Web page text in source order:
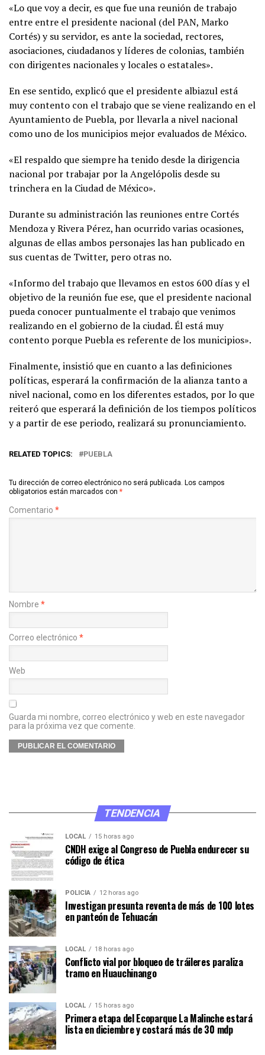
«Lo que voy a decir, es que fue una reunión de trabajo
entre entre el presidente nacional (del PAN, Marko
Cortés) y su servidor, es ante la sociedad, rectores,
asociaciones, ciudadanos y líderes de colonias, también
con dirigentes nacionales y locales o estatales».
En ese sentido, explicó que el presidente albiazul está
muy contento con el trabajo que se viene realizando en el
Ayuntamiento de Puebla, por llevarla a nivel nacional
como uno de los municipios mejor evaluados de México.
«El respaldo que siempre ha tenido desde la dirigencia
nacional por trabajar por la Angelópolis desde su
trinchera en la Ciudad de México».
Durante su administración las reuniones entre Cortés
Mendoza y Rivera Pérez, han ocurrido varias ocasiones,
algunas de ellas ambos personajes las han publicado en
sus cuentas de Twitter, pero otras no.
«Informo del trabajo que llevamos en estos 600 días y el
objetivo de la reunión fue ese, que el presidente nacional
pueda conocer puntualmente el trabajo que venimos
realizando en el gobierno de la ciudad. Él está muy
contento porque Puebla es referente de los municipios».
Finalmente, insistió que en cuanto a las definiciones
políticas, esperará la confirmación de la alianza tanto a
nivel nacional, como en los diferentes estados, por lo que
reiteró que esperará la definición de los tiempos políticos
y a partir de ese periodo, realizará su pronunciamiento.
RELATED TOPICS: PUEBLA
Tu dirección de correo electrónico no será publicada. Los campos
obligatorios están marcados con *
Comentario *
Nombre *
Correo electrónico *
Web
Guarda mi nombre, correo electrónico y web en este navegador
para la próxima vez que comente.
TENDENCIA
LOCAL 15 horas ago
CNDH exige al Congreso de Puebla endurecer su
código de ética
POLICÍA 12 horas ago
Investigan presunta reventa de más de 100 lotes
en panteón de Tehuacán
LOCAL 18 horas ago
Conflicto vial por bloqueo de tráileres paraliza
tramo en Huauchinango
LOCAL 15 horas ago
Primera etapa del Ecoparque La Malinche estará
lista en diciembre y costará más de 30 mdp